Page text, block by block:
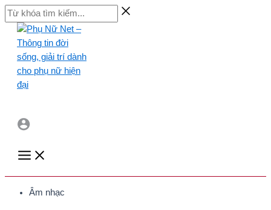
Skip
to
content
Từ
khóa
kiếm...
Main
Menu
Âm nhạc